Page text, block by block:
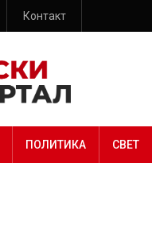
Контакт
ПОЛИТИКА СВЕТ